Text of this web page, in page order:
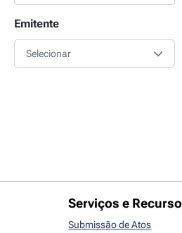
Emitente
Selecionar
Serviços e
Submissão de Atos